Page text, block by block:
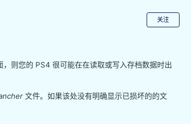
关注
则您的 PS4 很可能在在读取或写入存档数据时出
文件。如果该处没有明确显示已损坏的的文